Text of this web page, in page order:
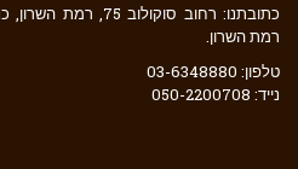
רמת השרון.
טלפון: 03-6348880
נייד: 050-2200708